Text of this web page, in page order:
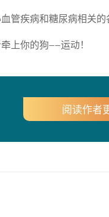
管疾病和糖尿病相关的
上你的狗——运动！
阅读作者